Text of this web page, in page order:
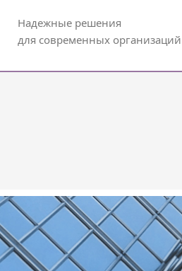
Надежные решения
для современных организаций